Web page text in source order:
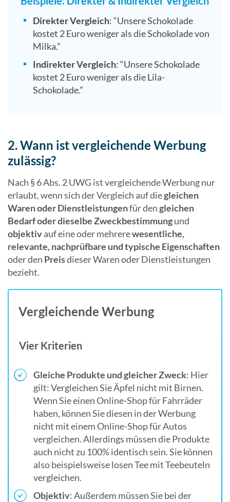
Direkter Vergleich: “Unsere Schokolade
kostet 2 Euro weniger als die Schokolade von
Milka.”
Indirekter Vergleich: “Unsere Schokolade
kostet 2 Euro weniger als die Lila-
Schokolade.”
2. Wann ist vergleichende Werbung
zulässig?
Nach § 6 Abs. 2 UWG ist vergleichende Werbung nur
erlaubt, wenn sich der Vergleich auf diegleichen
Waren oder Dienstleistungenfür dengleichen
Bedarf oder dieselbe Zweckbestimmungund
objektivauf eine oder mehrerewesentliche,
relevante, nachprüfbare und typische Eigenschaften
oder den Preisdieser Waren oder Dienstleistungen
bezieht.
Vergleichende Werbung
Vier Kriterien
Gleiche Produkte und gleicher Zweck: Hier
gilt: Vergleichen Sie Äpfel nicht mit Birnen.
Wenn Sie einen Online-Shop für Fahrräder
haben, können Sie diesen in der Werbung
nicht mit einem Online-Shop für Autos
vergleichen. Allerdings müssen die Produkte
auch nicht zu 100% identisch sein. Sie können
also beispielsweise losen Tee mit Teebeuteln
vergleichen.
Objektiv: Außerdem müssen Sie bei der